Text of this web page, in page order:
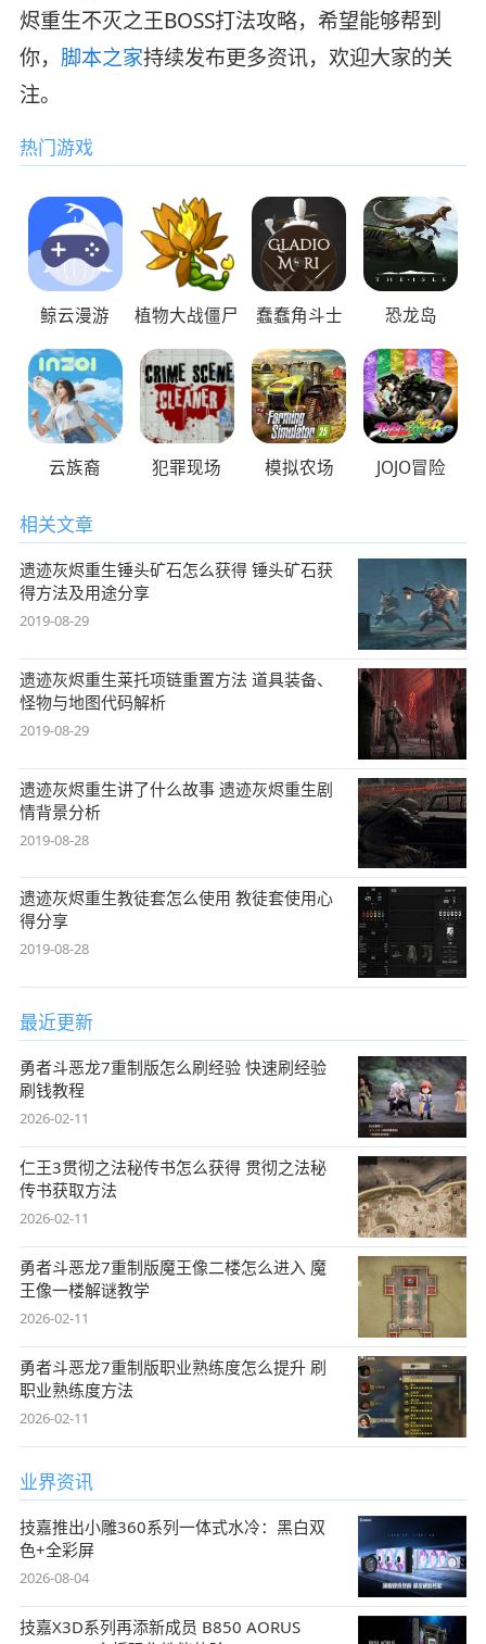
烬重生不灭之王BOSS打法攻略，希望能够帮到
你， 脚本之家持续发布更多资讯，欢迎大家的关
注。
热门游戏
鲸云漫游 植物大战僵尸 蠢蠢角斗士 恐龙岛
云族裔 犯罪现场 模拟农场 JOJO冒险
相关文章
遗迹灰烬重生锤头矿石怎么获得 锤头矿石获
得方法及用途分享
2019-08-29
遗迹灰烬重生莱托项链重置方法 道具装备、
怪物与地图代码解析
2019-08-29
遗迹灰烬重生讲了什么故事 遗迹灰烬重生剧
情背景分析
2019-08-28
遗迹灰烬重生教徒套怎么使用 教徒套使用心
得分享
2019-08-28
最近更新
勇者斗恶龙7重制版怎么刷经验 快速刷经验
刷钱教程
2026-02-11
仁王3贯彻之法秘传书怎么获得 贯彻之法秘
传书获取方法
2026-02-11
勇者斗恶龙7重制版魔王像二楼怎么进入 魔
王像一楼解谜教学
2026-02-11
勇者斗恶龙7重制版职业熟练度怎么提升 刷
职业熟练度方法
2026-02-11
业界资讯
技嘉推出小雕360系列一体式水冷：黑白双
色+全彩屏
2026-08-04
技嘉X3D系列再添新成员 B850 AORUS